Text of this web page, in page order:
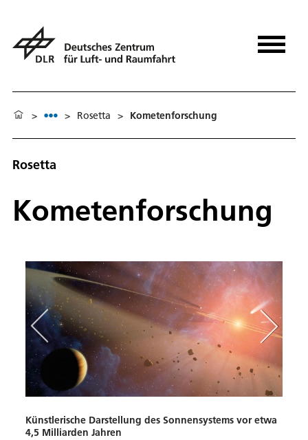
> > Ro­set­ta > Kometenforschung
Rosetta
Kometenforschung
Künstlerische Darstellung des Sonnensystems vor etwa
4,5 Milliarden Jahren